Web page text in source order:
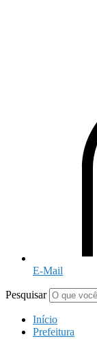
E-Mail
Pesquisar
Início
Prefeitura